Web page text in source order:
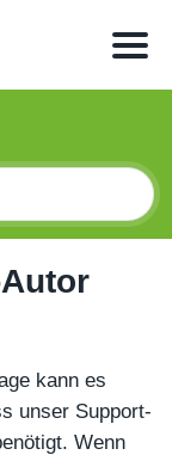
kann es
unser Support-
Wenn